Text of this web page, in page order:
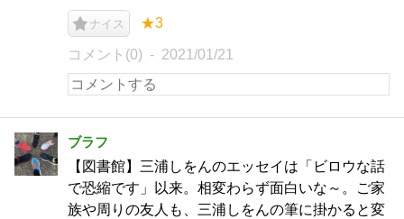
ナイス ★3
コメント(0) 2021/01/21
ブラフ
【図書館】三浦しをんのエッセイは「ビロウな話
で恐縮です」以来。相変わらず面白いな～。ご家
族や周りの友人も、三浦しをんの筆に掛かると変